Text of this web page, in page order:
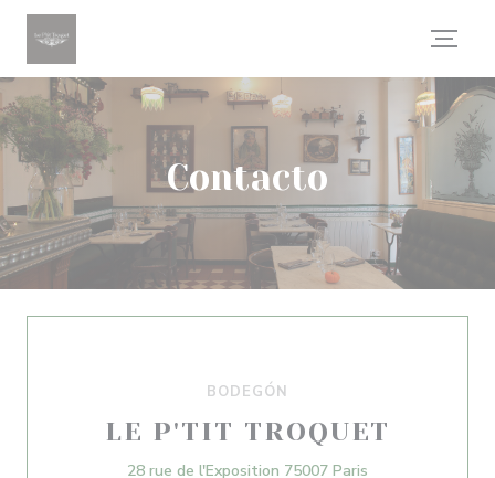
Personalización de sus opciones de cookies
Contacto
BODEGÓN
LE P'TIT TROQUET
28 rue de l'Exposition 75007 Paris